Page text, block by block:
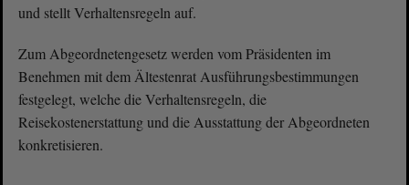
und stellt Verhaltensregeln auf.
Zum Abgeordnetengesetz werden vom Präsidenten im
Benehmen mit dem Ältestenrat Ausführungsbestimmungen
festgelegt, welche die Verhaltensregeln, die
Reisekostenerstattung und die Ausstattung der Abgeordneten
konkretisieren.